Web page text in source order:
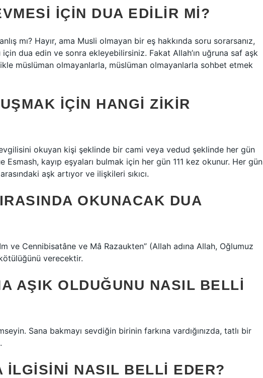
IÇIN DUA EDILIR MI?
mı? Hayır, ama Musli olmayan bir eş hakkında soru sorarsanız,
dua edin ve sonra ekleyebilirsiniz. Fakat Allah’ın uğruna saf aşk
müslüman olmayanlarla, müslüman olmayanlarla sohbet etmek
IÇIN HANGI ZIKIR
okuyan kişi şeklinde bir cami veya vedud şeklinde her gün
Esmash, kayıp eşyaları bulmak için her gün 111 kez okunur. Her gün
aşk artıyor ve ilişkileri sıkıcı.
OKUNACAK DUA
ve Cennibisatâne ve Mâ Razaukten” (Allah adına Allah, Oğlumuz
verecektir.
AŞIK OLDUĞUNU NASIL BELLI
Sana bakmayı sevdiğin birinin farkına vardığınızda, tatlı bir
ILGISINI NASIL BELLI EDER?